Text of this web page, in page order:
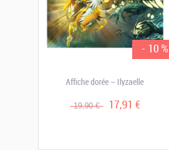
- 10 %
Affiche dorée – Ilyzaelle
19,90 € 17,91 €